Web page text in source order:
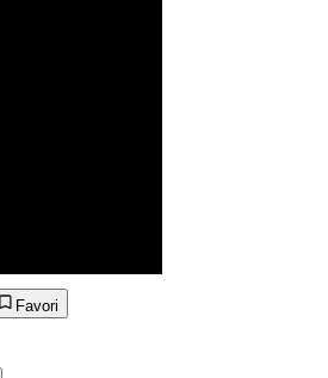
Favori